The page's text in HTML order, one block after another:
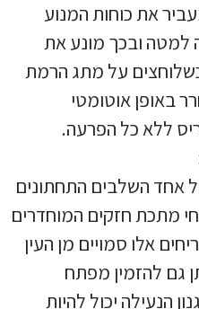
את כוחות המנוע
למטה ובכך מונע את
על מתג הרמת
באופן אוטומטי
ללא כל הפרעה.
אחד השלבים התחתונים
ומכיל 2 בריחי מתכת חזקים המוחדרים
אלו סמויים מן העין
גם להזמין מפתח
הנעילה יכול להיות